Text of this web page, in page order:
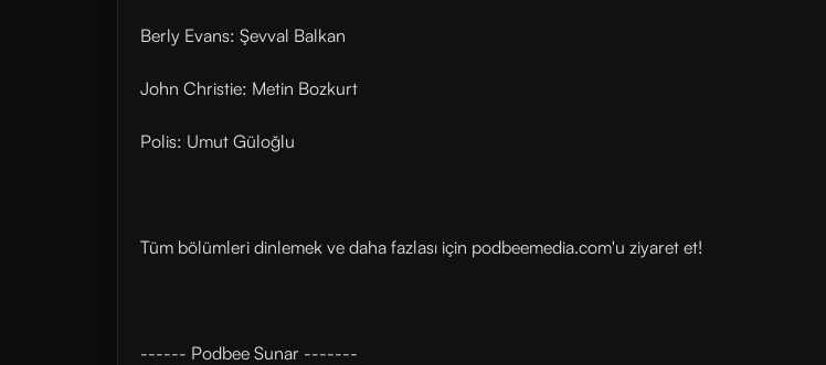
Berly Evans: Şevval Balkan
John Christie: Metin Bozkurt
Polis: Umut Güloğlu
Tüm bölümleri dinlemek ve daha fazlası için ⁠⁠⁠⁠⁠⁠podbeemedia.com⁠⁠⁠⁠⁠⁠'u ziyaret et!
------ Podbee Sunar -------